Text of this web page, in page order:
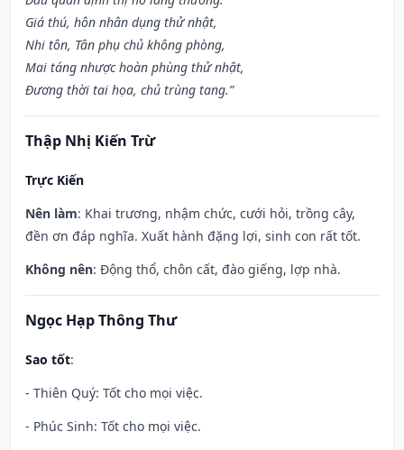
Giá thú, hôn nhân dụng thử nhật,
Nhi tôn, Tân phụ chủ không phòng,
Mai táng nhược hoàn phùng thử nhật,
Đương thời tai họa, chủ trùng tang.”
Thập Nhị Kiến Trừ
Trực Kiến
Nên làm: Khai trương, nhậm chức, cưới hỏi, trồng cây,
đền ơn đáp nghĩa. Xuất hành đặng lợi, sinh con rất tốt.
Không nên: Động thổ, chôn cất, đào giếng, lợp nhà.
Ngọc Hạp Thông Thư
Sao tốt:
- Thiên Quý: Tốt cho mọi việc.
- Phúc Sinh: Tốt cho mọi việc.